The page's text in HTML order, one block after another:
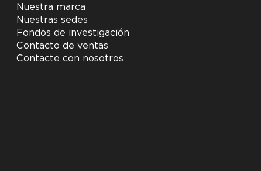
Nuestra marca
Nuestras sedes
Fondos de investigación
Contacto de ventas
Contacte con nosotros